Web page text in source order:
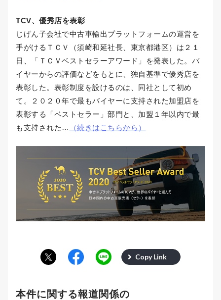
TCV、優秀店を表彰
じげん子会社で中古車輸出プラットフォームの運営を
手がけるＴＣＶ（須崎和延社長、東京都港区）は２１
日、「ＴＣＶベストセラーアワード」を発表した。バ
イヤーからの評価などをもとに、独自基準で優秀店を
表彰した。表彰制度を設けるのは、同社として初め
て。２０２０年で最もバイヤーに支持された加盟店を
表彰する「ベストセラー」部門と、加盟１年以内で最
も支持された…
（続きはこちらから）
Copy Link
本件に関する報道関係の